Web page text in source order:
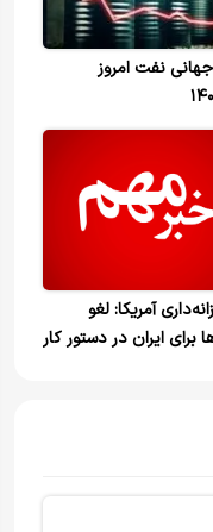
نفت امروز
۹
آمریکا: لغو
برای ایران در دستور کار